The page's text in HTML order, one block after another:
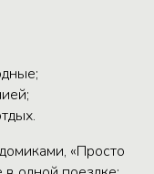
«Просто